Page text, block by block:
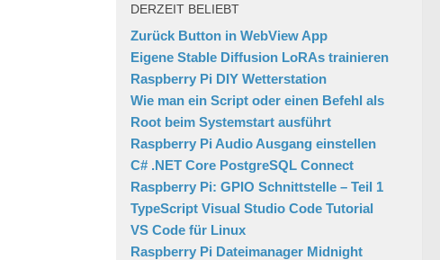
DERZEIT BELIEBT
Zurück Button in WebView App
Eigene Stable Diffusion LoRAs trainieren
Raspberry Pi DIY Wetterstation
Wie man ein Script oder einen Befehl als
Root beim Systemstart ausführt
Raspberry Pi Audio Ausgang einstellen
C# .NET Core PostgreSQL Connect
Raspberry Pi: GPIO Schnittstelle – Teil 1
TypeScript Visual Studio Code Tutorial
VS Code für Linux
Raspberry Pi Dateimanager Midnight